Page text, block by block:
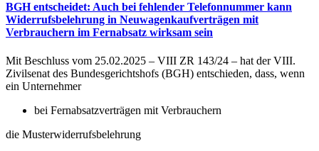
BGH entscheidet: Auch bei fehlender Telefonnummer kann
Widerrufsbelehrung in Neuwagenkaufverträgen mit
Verbrauchern im Fernabsatz wirksam sein
Mit Beschluss vom 25.02.2025 – VIII ZR 143/24 – hat der VIII.
Zivilsenat des Bundesgerichtshofs (BGH) entschieden, dass, wenn
ein Unternehmer
bei Fernabsatzverträgen mit Verbrauchern
die Musterwiderrufsbelehrung